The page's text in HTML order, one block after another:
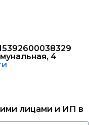
4
лицами и ИП в